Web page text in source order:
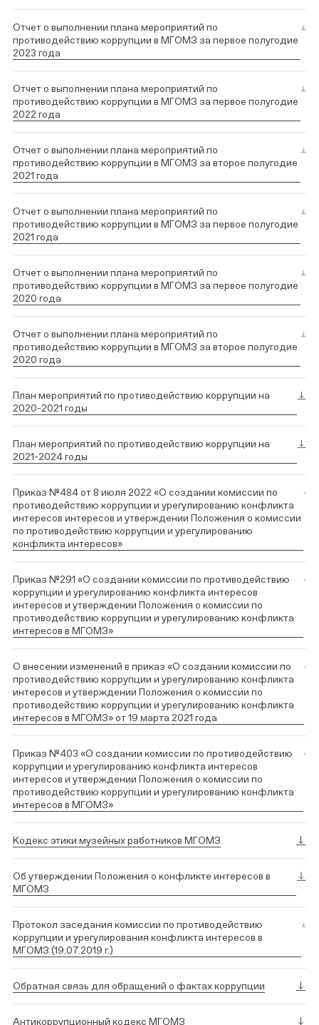
Отчет о выполнении плана мероприятий по
противодействию коррупции в МГОМЗ за первое полугодие
2023 года
Отчет о выполнении плана мероприятий по
противодействию коррупции в МГОМЗ за первое полугодие
2022 года
Отчет о выполнении плана мероприятий по
противодействию коррупции в МГОМЗ за второе полугодие
2021 года
Отчет о выполнении плана мероприятий по
противодействию коррупции в МГОМЗ за первое полугодие
2021 года
Отчет о выполнении плана мероприятий по
противодействию коррупции в МГОМЗ за первое полугодие
2020 года
Отчет о выполнении плана мероприятий по
противодействию коррупции в МГОМЗ за второе полугодие
2020 года
План мероприятий по противодействию коррупции на
2020-2021 годы
План мероприятий по противодействию коррупции на
2021-2024 годы
Приказ №484 от 8 июля 2022 «О создании комиссии по
противодействию коррупции и урегулированию конфликта
интересов интересов и утверждении Положения о комиссии
по противодействию коррупции и урегулированию
конфликта интересов»
Приказ №291 «О создании комиссии по противодействию
коррупции и урегулированию конфликта интересов
интересов и утверждении Положения о комиссии по
противодействию коррупции и урегулированию конфликта
интересов в МГОМЗ»
О внесении изменений в приказ «О создании комиссии по
противодействию коррупции и урегулированию конфликта
интересов и утверждении Положения о комиссии по
противодействию коррупции и урегулированию конфликта
интересов в МГОМЗ» от 19 марта 2021 года
Приказ №403 «О создании комиссии по противодействию
коррупции и урегулированию конфликта интересов
интересов и утверждении Положения о комиссии по
противодействию коррупции и урегулированию конфликта
интересов в МГОМЗ»
Кодекс этики музейных работников МГОМЗ
Об утверждении Положения о конфликте интересов в
МГОМЗ
Протокол заседания комиссии по противодействию
коррупции и урегулирования конфликта интересов в
МГОМЗ (19.07.2019 г.)
Обратная связь для обращений о фактах коррупции
Антикоррупционный кодекс МГОМЗ